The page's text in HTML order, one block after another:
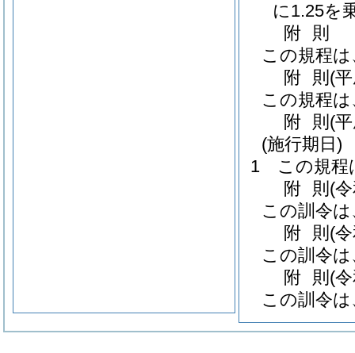
に1.25を
附 則
この規程
附 則 (
この規程
附 則 (
(施行期日)
1
この規程
附 則 (
この訓令
附 則 (
この訓令
附 則 (
この訓令